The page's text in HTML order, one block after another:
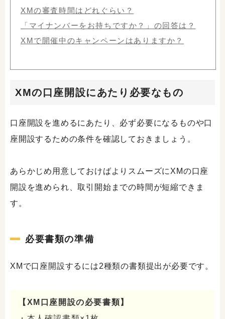
XMの審査時間はどれぐらい？
「マイナンバーをお持ちですか？」の回答は？
XMで開催中のキャンペーンはありますか？
XMの口座開設にあたり必要なもの
口座開設を進めるにあたり、必ず必要になるものや口
座開設するための条件を確認しておきましょう。
あらかじめ用意しておけばよりスムーズにXMの口座
開設を進められ、取引開始までの時間が短縮できま
す。
必要書類の準備
XMで口座開設するには2種類の書類提出が必要です。
【XM口座開設の必要書類】